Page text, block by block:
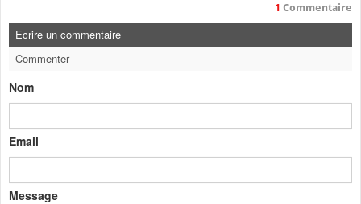
1 Commentaire
Ecrire un commentaire
Commenter
Nom
Email
Message